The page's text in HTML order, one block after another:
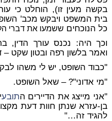
בקשה מעין זו), הוחלט כי
בית המשפט ויבקש מכב'
כל הנוכחים ששמעו את דברי
וכך היה: נכנס עורך הדין,
ואמר בלשון רפה ובטון שקט
"כבוד השופט, יש לי משהו
"מי אדוני"? – שאל השופט.
"אני מייצג את הדיירים התובע
בן-עזרא שנתן חוות דעת
להגיד זה…"